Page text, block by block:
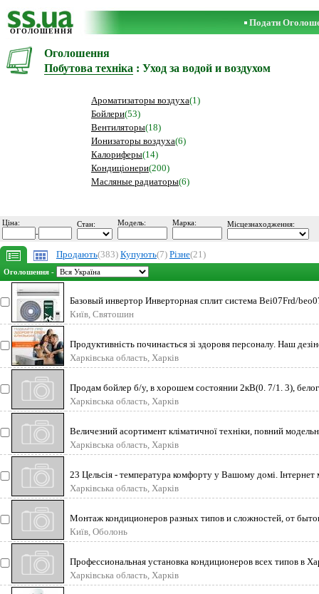
ОГОЛОШЕННЯ
Подати
Оголошення
Побутова техніка : Уход за водой и воздухом
Ароматизаторы воздуха(1)
Бойлери(53)
Вентиляторы(18)
Ионизаторы воздуха(6)
Калориферы(14)
Кондиціонери(200)
Масляные радиаторы(6)
Ціна:
-
Стан: Модель: Марка: Місцезнаходження:
Продають(383) Купують(7) Різне(21)
Оголошення -
Базовый инвертор Инверторная сплит система Bei07Frd/
бытового типа (1 внутр
Київ, Святошин
Продуктивність починається зі здоровя персоналу. Наш
повітря забезпечу
Харківська область, Харків
Продам бойлер б/у, в хорошем состоянии 2кВ(0. 7/1. 3),
цвета, круглый.
Харківська область, Харків
Величезний асортимент кліматичної техніки, повний
побутові і напівпро
Харківська область, Харків
23 Цельсія - температура комфорту у Вашому домі. Інтернет
кліматичної техн
Харківська область, Харків
Монтаж кондиционеров разных типов и сложностей, от
моделей до полупромышленн
Київ, Оболонь
Профессиональная установка кондиционеров всех типов в
и области. Дозаправк
Харківська область, Харків